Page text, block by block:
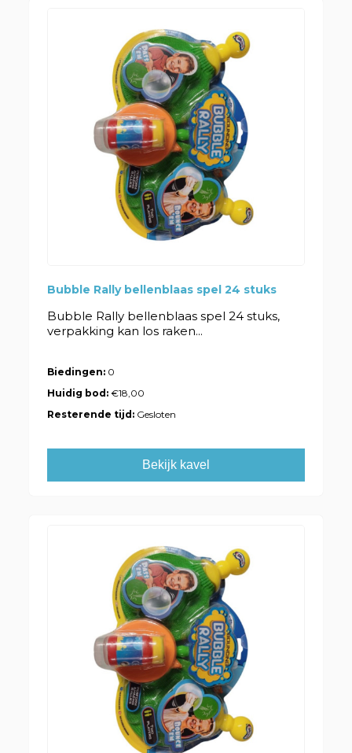
Bubble Rally bellenblaas spel 24 stuks
Bubble Rally bellenblaas spel 24 stuks,
verpakking kan los raken...
Biedingen: 0
Huidig bod:€18,00
Resterende tijd: Gesloten
Bekijk kavel